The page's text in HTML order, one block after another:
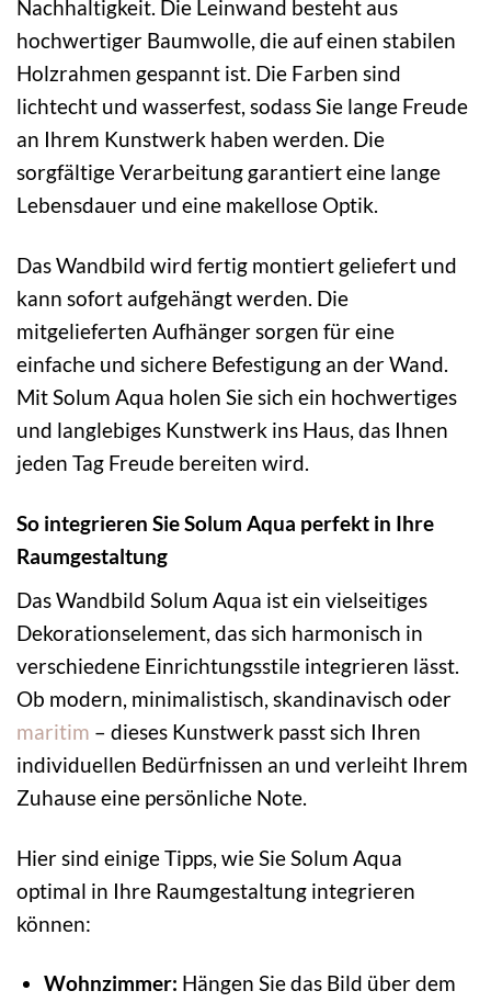
Nachhaltigkeit. Die Leinwand besteht aus
hochwertiger Baumwolle, die auf einen stabilen
Holzrahmen gespannt ist. Die Farben sind
lichtecht und wasserfest, sodass Sie lange Freude
an Ihrem Kunstwerk haben werden. Die
sorgfältige Verarbeitung garantiert eine lange
Lebensdauer und eine makellose Optik.
Das Wandbild wird fertig montiert geliefert und
kann sofort aufgehängt werden. Die
mitgelieferten Aufhänger sorgen für eine
einfache und sichere Befestigung an der Wand.
Mit Solum Aqua holen Sie sich ein hochwertiges
und langlebiges Kunstwerk ins Haus, das Ihnen
jeden Tag Freude bereiten wird.
So integrieren Sie Solum Aqua perfekt in Ihre
Raumgestaltung
Das Wandbild Solum Aqua ist ein vielseitiges
Dekorationselement, das sich harmonisch in
verschiedene Einrichtungsstile integrieren lässt.
Ob modern, minimalistisch, skandinavisch oder
maritim – dieses Kunstwerk passt sich Ihren
individuellen Bedürfnissen an und verleiht Ihrem
Zuhause eine persönliche Note.
Hier sind einige Tipps, wie Sie Solum Aqua
optimal in Ihre Raumgestaltung integrieren
können:
Wohnzimmer: Hängen Sie das Bild über dem